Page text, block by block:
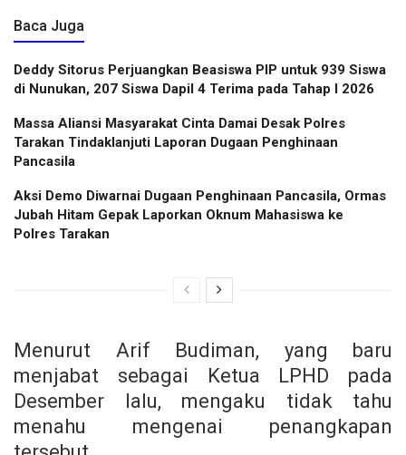
Baca Juga
Deddy Sitorus Perjuangkan Beasiswa PIP untuk 939 Siswa
di Nunukan, 207 Siswa Dapil 4 Terima pada Tahap I 2026
Massa Aliansi Masyarakat Cinta Damai Desak Polres
Tarakan Tindaklanjuti Laporan Dugaan Penghinaan
Pancasila
Aksi Demo Diwarnai Dugaan Penghinaan Pancasila, Ormas
Jubah Hitam Gepak Laporkan Oknum Mahasiswa ke
Polres Tarakan
Menurut Arif Budiman, yang baru
menjabat sebagai Ketua LPHD pada
Desember lalu, mengaku tidak tahu
menahu mengenai penangkapan